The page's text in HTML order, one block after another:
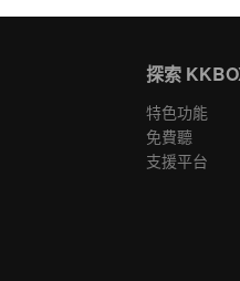
探索
特色功能
免費聽
支援平台